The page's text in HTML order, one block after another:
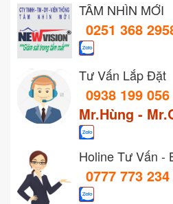
TẦM NHÌN MỚI
0251 368
Tư Vấn Lắp Đặt
0938 199 056
Mr.Hùng -
Holine Tư Vấn -
0777 773 234